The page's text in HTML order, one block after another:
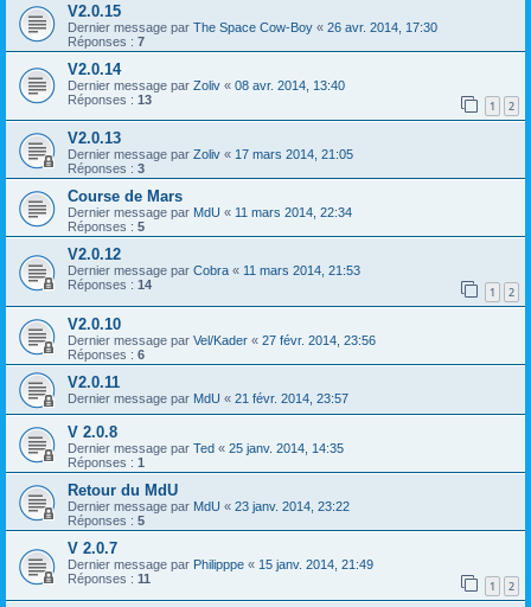
V2.0.15
Dernier message par The Space Cow-Boy « 26 avr. 2014, 17:30
Réponses : 7
V2.0.14
Dernier message par Zoliv « 08 avr. 2014, 13:40
Réponses : 13 1 2
V2.0.13
Dernier message par Zoliv « 17 mars 2014, 21:05
Réponses : 3
Course de Mars
Dernier message par MdU « 11 mars 2014, 22:34
Réponses : 5
V2.0.12
Dernier message par Cobra « 11 mars 2014, 21:53
Réponses : 14 1 2
V2.0.10
Dernier message par Vel/Kader « 27 févr. 2014, 23:56
Réponses : 6
V2.0.11
Dernier message par MdU « 21 févr. 2014, 23:57
V 2.0.8
Dernier message par Ted « 25 janv. 2014, 14:35
Réponses : 1
Retour du MdU
Dernier message par MdU « 23 janv. 2014, 23:22
Réponses : 5
V 2.0.7
Dernier message par Philipppe « 15 janv. 2014, 21:49
Réponses : 11 1 2